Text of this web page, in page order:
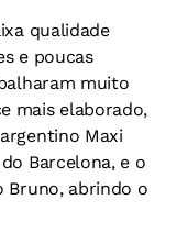
qualidade
e poucas
muito
mais elaborado,
Maxi
Barcelona, e o
Bruno, abrindo o